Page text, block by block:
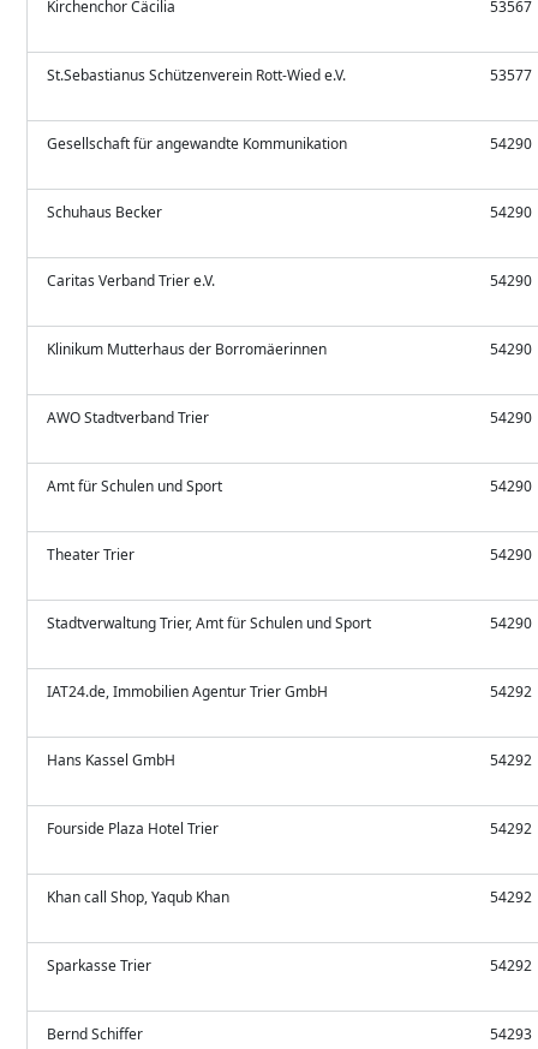
Kirchenchor Cäcilia 53567
St.Sebastianus Schützenverein Rott-Wied e.V. 53577
Gesellschaft für angewandte Kommunikation 54290
Schuhaus Becker 54290
Caritas Verband Trier e.V. 54290
Klinikum Mutterhaus der Borromäerinnen 54290
AWO Stadtverband Trier 54290
Amt für Schulen und Sport 54290
Theater Trier 54290
Stadtverwaltung Trier, Amt für Schulen und Sport 54290
IAT24.de, Immobilien Agentur Trier GmbH 54292
Hans Kassel GmbH 54292
Fourside Plaza Hotel Trier 54292
Khan call Shop, Yaqub Khan 54292
Sparkasse Trier 54292
Bernd Schiffer 54293